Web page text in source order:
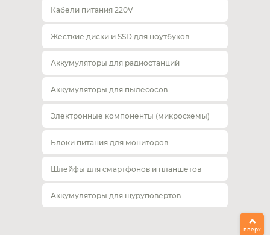
Кабели питания 220V
Жесткие диски и SSD для ноутбуков
Аккумуляторы для радиостанций
Аккумуляторы для пылесосов
Электронные компоненты (микросхемы)
Блоки питания для мониторов
Шлейфы для смартфонов и планшетов
Аккумуляторы для шуруповертов
вверх